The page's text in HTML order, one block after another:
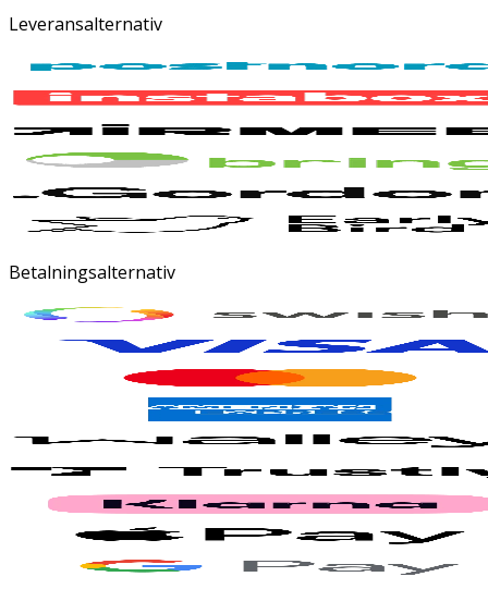
Leveransalternativ
Betalningsalternativ